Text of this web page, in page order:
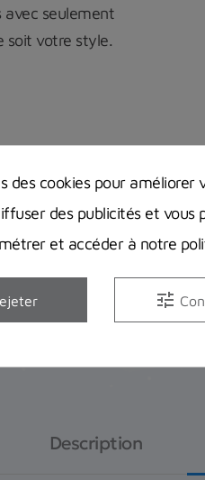
avec seulement
soit votre style.
Description
des cookies pour
des publicités et vous
et accéder à notre
tune